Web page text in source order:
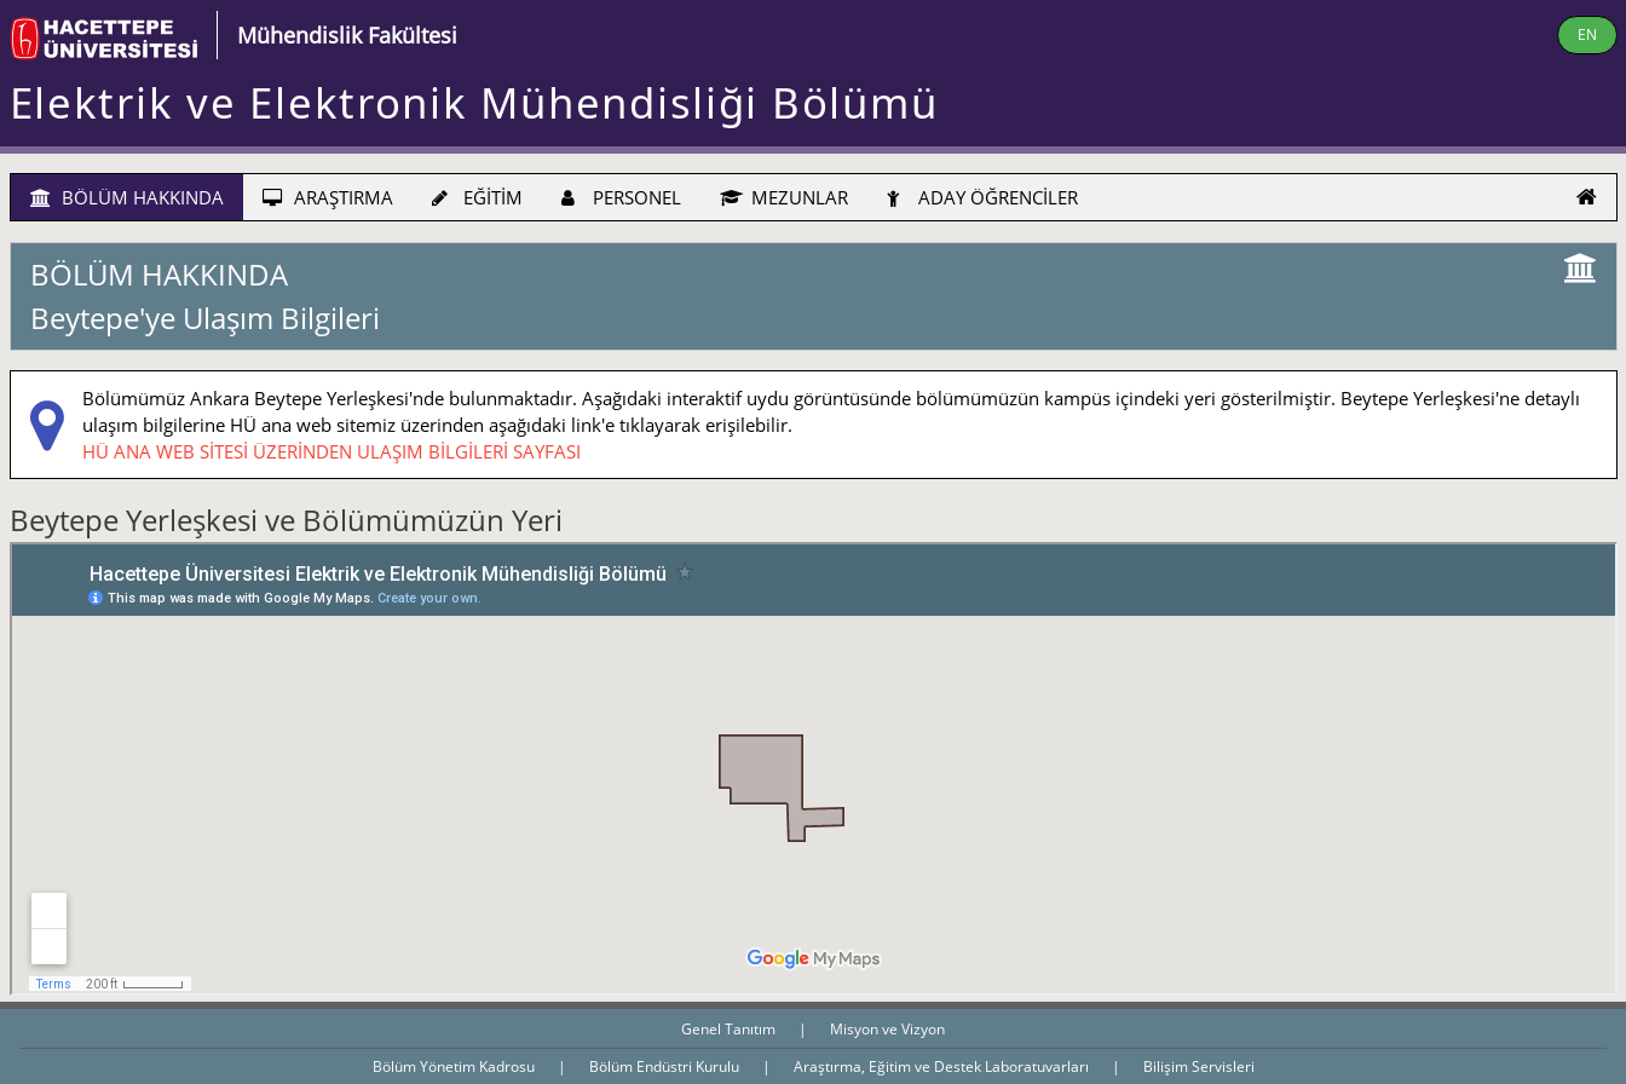
Mühendislik Fakültesi EN
Elektrik ve Elektronik Mühendisliği Bölümü
BÖLÜM HAKKINDA ARAŞTIRMA EĞİTİM PERSONEL MEZUNLAR ADAY ÖĞRENCİLER
BÖLÜM HAKKINDA
Beytepe'ye Ulaşım Bilgileri
Bölümümüz Ankara Beytepe Yerleşkesi'nde bulunmaktadır. Aşağıdaki interaktif uydu görüntüsünde bölümümüzün kampüs içindeki yeri gösterilmiştir. Beytepe Yerleşkesi'ne detaylı
ulaşım bilgilerine HÜ ana web sitemiz üzerinden aşağıdaki link'e tıklayarak erişilebilir.
HÜ ANA WEB SİTESİ ÜZERİNDEN ULAŞIM BİLGİLERİ SAYFASI
Beytepe Yerleşkesi ve Bölümümüzün Yeri
Genel Tanıtım |
Misyon ve Vizyon
Bölüm Yönetim Kadrosu
| Bölüm Endüstri Kurulu | Araştırma, Eğitim ve Destek Laboratuvarları | Bilişim Servisleri